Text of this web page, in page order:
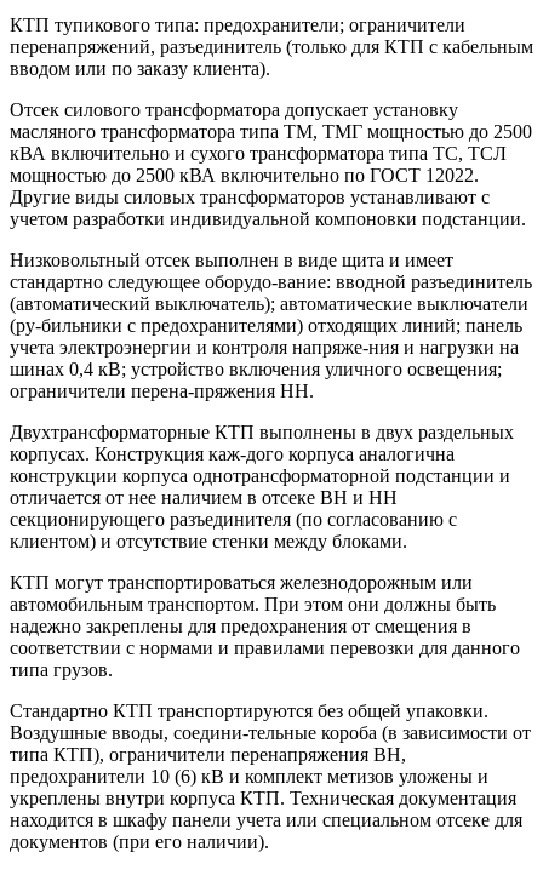
КТП тупикового типа: предохранители; ограничители
перенапряжений, разъединитель (только для КТП с кабельным
вводом или по заказу клиента).
Отсек силового трансформатора допускает установку
масляного трансформатора типа ТМ, ТМГ мощностью до 2500
кВА включительно и сухого трансформатора типа ТС, ТСЛ
мощностью до 2500 кВА включительно по ГОСТ 12022.
Другие виды силовых трансформаторов устанавливают с
учетом разработки индивидуальной компоновки подстанции.
Низковольтный отсек выполнен в виде щита и имеет
стандартно следующее оборудо-вание: вводной разъединитель
(автоматический выключатель); автоматические выключатели
(ру-бильники с предохранителями) отходящих линий; панель
учета электроэнергии и контроля напряже-ния и нагрузки на
шинах 0,4 кВ; устройство включения уличного освещения;
ограничители перена-пряжения НН.
Двухтрансформаторные КТП выполнены в двух раздельных
корпусах. Конструкция каж-дого корпуса аналогична
конструкции корпуса однотрансформаторной подстанции и
отличается от нее наличием в отсеке ВН и НН
секционирующего разъединителя (по согласованию с
клиентом) и отсутствие стенки между блоками.
КТП могут транспортироваться железнодорожным или
автомобильным транспортом. При этом они должны быть
надежно закреплены для предохранения от смещения в
соответствии с нормами и правилами перевозки для данного
типа грузов.
Стандартно КТП транспортируются без общей упаковки.
Воздушные вводы, соедини-тельные короба (в зависимости от
типа КТП), ограничители перенапряжения ВН,
предохранители 10 (6) кВ и комплект метизов уложены и
укреплены внутри корпуса КТП. Техническая документация
находится в шкафу панели учета или специальном отсеке для
документов (при его наличии).